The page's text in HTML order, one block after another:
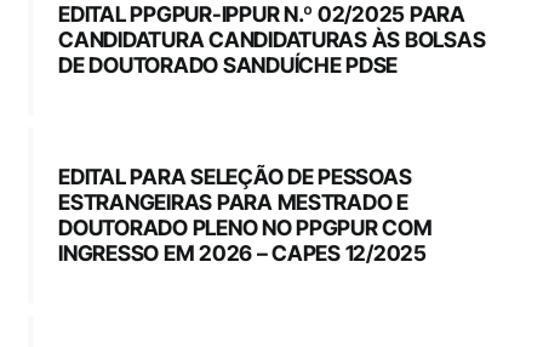
EDITAL PPGPUR-IPPUR N.º 02/2025 PARA
CANDIDATURA CANDIDATURAS ÀS BOLSAS
DE DOUTORADO SANDUÍCHE PDSE
EDITAL PARA SELEÇÃO DE PESSOAS
ESTRANGEIRAS PARA MESTRADO E
DOUTORADO PLENO NO PPGPUR COM
INGRESSO EM 2026 – CAPES 12/2025